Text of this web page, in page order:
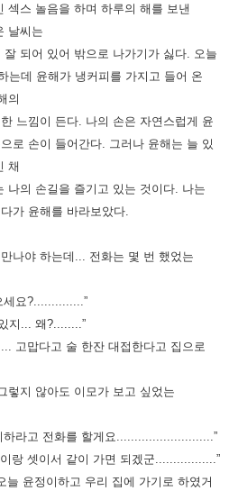
섹스 놀음을 하며 하루의 해를 보낸
날씨는
되어 있어 밖으로 나가기가 싫다.
오늘
는데 윤해가 냉커피를 가지고 들어 온
의
느낌이 든다. 나의 손은 자연스럽게 윤
로 손이 들어간다.
그러나 윤해는 늘 있
채
나의 손길을 즐기고 있는 것이다. 나는
가 윤해를 바라보았다.
나야 하는데... 전화는 몇 번 했었는
세요?..............”
지... 왜?........”
고맙다고 술 한잔 대접한다고 집으로
렇지 않아도 이모가 보고 싶었는
하라고 전화를 할게요...........................”
랑 셋이서 같이 가면 되겠군.................”
늘 윤정이하고 우리 집에 가기로 하였거